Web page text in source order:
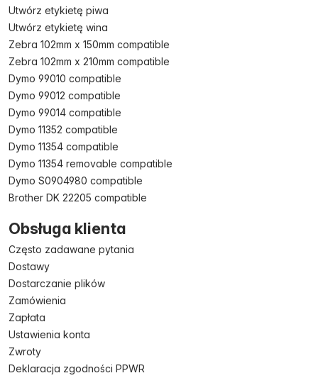
Utwórz etykietę piwa
Utwórz etykietę wina
Zebra 102mm x 150mm compatible
Zebra 102mm x 210mm compatible
Dymo 99010 compatible
Dymo 99012 compatible
Dymo 99014 compatible
Dymo 11352 compatible
Dymo 11354 compatible
Dymo 11354 removable compatible
Dymo S0904980 compatible
Brother DK 22205 compatible
Obsługa klienta
Często zadawane pytania
Dostawy
Dostarczanie plików
Zamówienia
Zapłata
Ustawienia konta
Zwroty
Deklaracja zgodności PPWR